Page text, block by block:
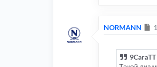
NORMANN